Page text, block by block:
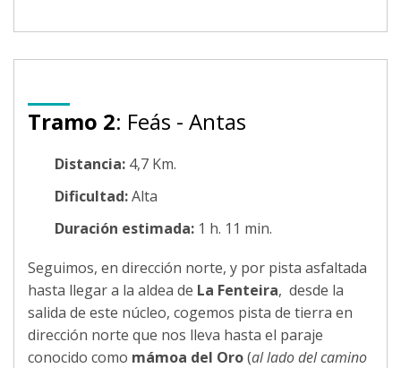
Tramo 2: Feás - Antas
Distancia: 4,7 Km.
Dificultad:Alta
Duración estimada: 1 h. 11 min.
Seguimos, en dirección norte, y por pista asfaltada
hasta llegar a la aldea de La Fenteira, desde la
salida de este núcleo, cogemos pista de tierra en
dirección norte que nos lleva hasta el paraje
conocido como mámoa del Oro(al lado del camino